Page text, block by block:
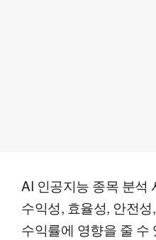
AI 인공지능 종목 분석
수익성, 효율성, 안전
수익률에 영향을 줄 수